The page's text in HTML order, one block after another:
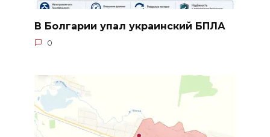
В Болгарии упал украинский БПЛА
0